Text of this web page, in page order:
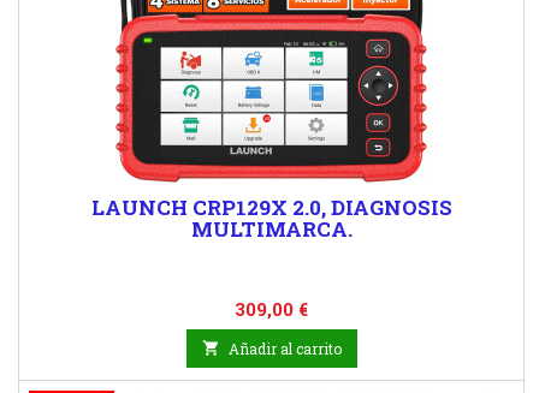
LAUNCH CRP129X 2.0, DIAGNOSIS
MULTIMARCA.
Precio
309,00 €
 Añadir al carrito